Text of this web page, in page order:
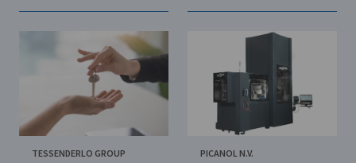
TESSENDERLO GROUP PICANOL N.V.